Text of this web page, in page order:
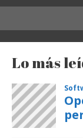
Lo más